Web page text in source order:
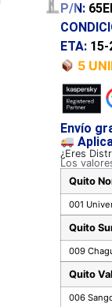
P/N:
ETA: 15-
5
Envío
¿Eres
Los
Quito
001
Quito
009
Quito
006